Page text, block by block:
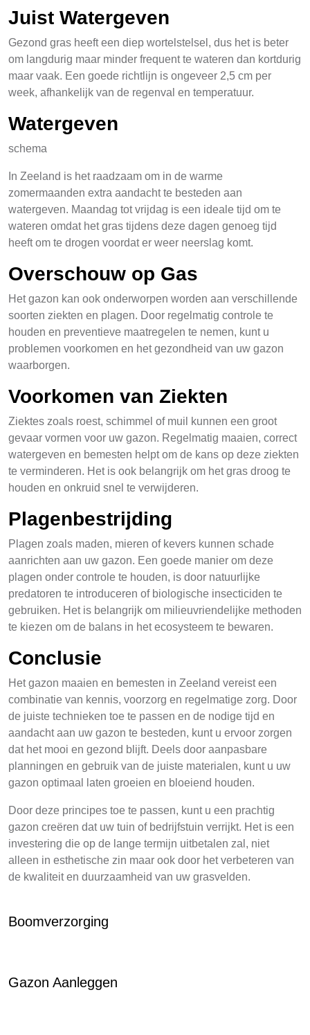
Juist Watergeven
Gezond gras heeft een diep wortelstelsel, dus het is beter
om langdurig maar minder frequent te wateren dan kortdurig
maar vaak. Een goede richtlijn is ongeveer 2,5 cm per
week, afhankelijk van de regenval en temperatuur.
Watergeven
schema
In Zeeland is het raadzaam om in de warme
zomermaanden extra aandacht te besteden aan
watergeven. Maandag tot vrijdag is een ideale tijd om te
wateren omdat het gras tijdens deze dagen genoeg tijd
heeft om te drogen voordat er weer neerslag komt.
Overschouw op Gas
Het gazon kan ook onderworpen worden aan verschillende
soorten ziekten en plagen. Door regelmatig controle te
houden en preventieve maatregelen te nemen, kunt u
problemen voorkomen en het gezondheid van uw gazon
waarborgen.
Voorkomen van Ziekten
Ziektes zoals roest, schimmel of muil kunnen een groot
gevaar vormen voor uw gazon. Regelmatig maaien, correct
watergeven en bemesten helpt om de kans op deze ziekten
te verminderen. Het is ook belangrijk om het gras droog te
houden en onkruid snel te verwijderen.
Plagenbestrijding
Plagen zoals maden, mieren of kevers kunnen schade
aanrichten aan uw gazon. Een goede manier om deze
plagen onder controle te houden, is door natuurlijke
predatoren te introduceren of biologische insecticiden te
gebruiken. Het is belangrijk om milieuvriendelijke methoden
te kiezen om de balans in het ecosysteem te bewaren.
Conclusie
Het gazon maaien en bemesten in Zeeland vereist een
combinatie van kennis, voorzorg en regelmatige zorg. Door
de juiste technieken toe te passen en de nodige tijd en
aandacht aan uw gazon te besteden, kunt u ervoor zorgen
dat het mooi en gezond blijft. Deels door aanpasbare
planningen en gebruik van de juiste materialen, kunt u uw
gazon optimaal laten groeien en bloeiend houden.
Door deze principes toe te passen, kunt u een prachtig
gazon creëren dat uw tuin of bedrijfstuin verrijkt. Het is een
investering die op de lange termijn uitbetalen zal, niet
alleen in esthetische zin maar ook door het verbeteren van
de kwaliteit en duurzaamheid van uw grasvelden.
Boomverzorging
Gazon Aanleggen